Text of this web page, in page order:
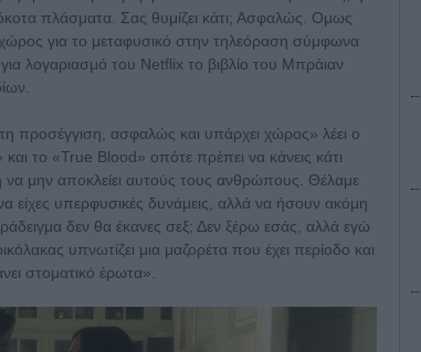
πλάσματα. Σας θυμίζει κάτι; Ασφαλώς. Ομως
για το μεταφυσικό στην τηλεόραση σύμφωνα
λογαριασμό του Netflix το βιβλίο του Μπράιαν
προσέγγιση, ασφαλώς και υπάρχει χώρος» λέει ο
το «True Blood» οπότε πρέπει να κάνεις κάτι
να μην αποκλείει αυτούς τους ανθρώπους. Θέλαμε
είχες υπερφυσικές δυνάμεις, αλλά να ήσουν ακόμη
δεν θα έκανες σεξ; Δεν ξέρω εσάς, αλλά εγώ
υπνωτίζει μια μαζορέτα που έχει περίοδο και
στοματικό έρωτα».